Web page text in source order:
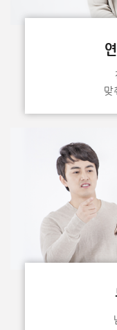
맞